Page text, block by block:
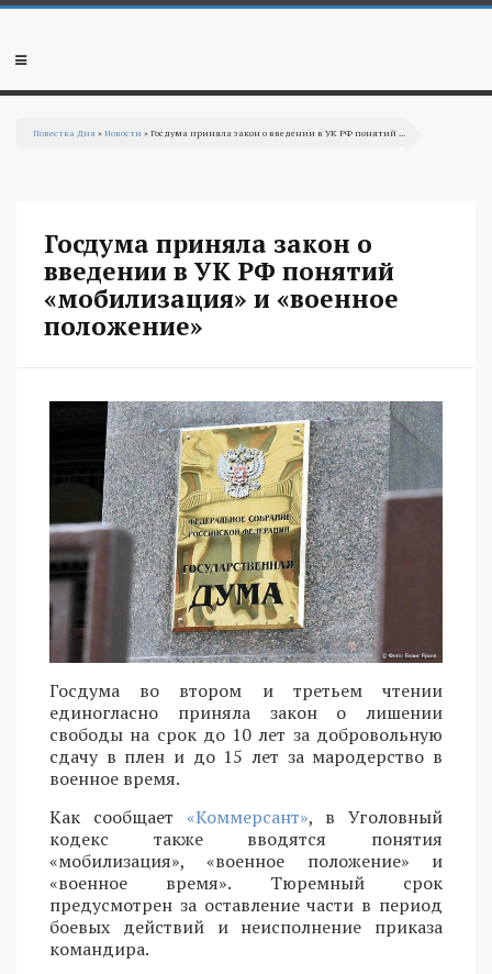
Перейти к основному содержанию
Мобильное
Повестка Дня »Новости » Госдума приняла закон о введении в УК РФ понятий ...
Госдума приняла закон о
введении в УК РФ понятий
«мобилизация» и «военное
положение»
Госдума во втором и третьем чтении
единогласно приняла закон о лишении
свободы на срок до 10 лет за добровольную
сдачу в плен и до 15 лет за мародерство в
военное время.
Как сообщает «Коммерсант», в Уголовный
кодекс также вводятся понятия
«мобилизация», «военное положение» и
«военное время». Тюремный срок
предусмотрен за оставление части в период
боевых действий и неисполнение приказа
командира.